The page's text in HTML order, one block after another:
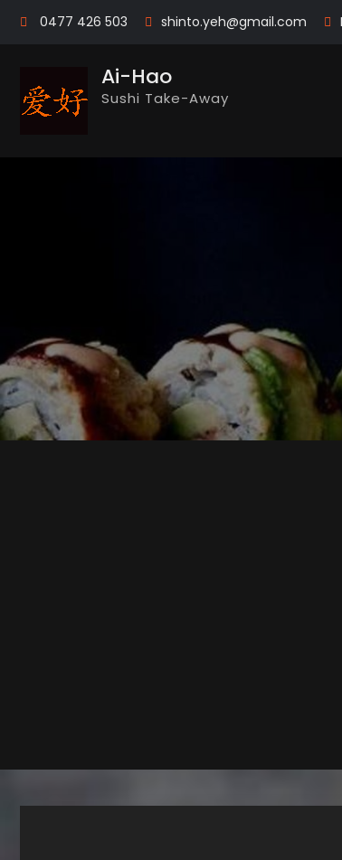
0477 426 503 shinto.yeh@gmail.com
Ai-Hao
Sushi Take-Away